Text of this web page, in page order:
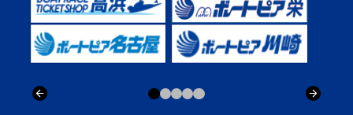
【常滑ボート・ルーキーＳ】荒木颯斗 予選９位でセミファイナル進
出「そろそろ優勝したい」
2026年08月02日
回りは良くなった」／常滑 - 日刊スポーツ